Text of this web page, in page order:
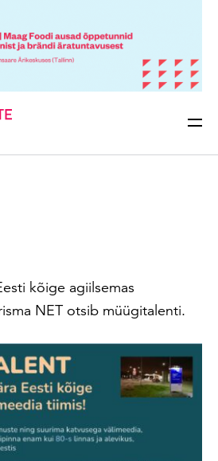
kõige agiilsemas
NET otsib müügitalenti.